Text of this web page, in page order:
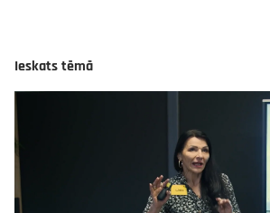
Ieskats tēmā